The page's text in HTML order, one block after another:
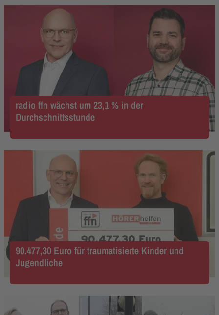
radio ffn wächst um 23,1 % in der
Durchschnittsstunde
90.477,30 Euro für traumatisierte Kinder und
Jugendliche